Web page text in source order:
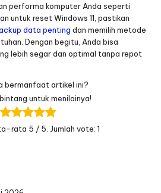
performa komputer Anda seperti
untuk reset Windows 11, pastikan
data penting dan memilih metode
Dengan begitu, Anda bisa
lebih segar dan optimal tanpa repot
bermanfaat artikel ini?
untuk menilainya!
rata 5 / 5. Jumlah vote: 1